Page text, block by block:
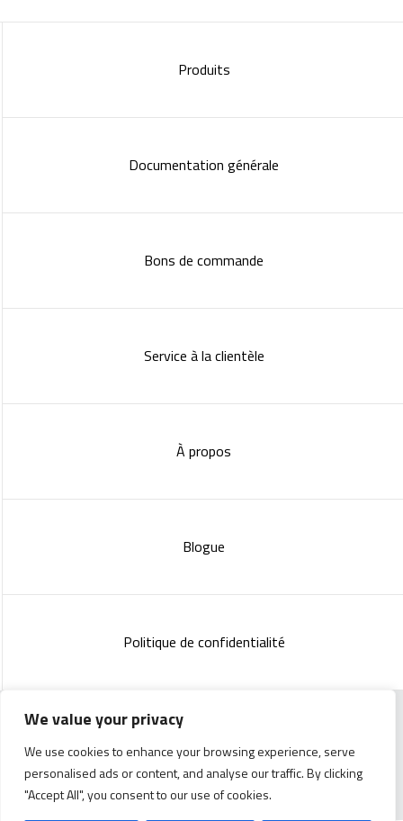
We value your privacy
We use cookies to enhance your browsing experience, serve
personalised ads or content, and analyse our traffic. By clicking
"Accept All", you consent to our use of cookies.
Produits
Documentation générale
Bons de commande
Service à la clientèle
À propos
Blogue
Politique de confidentialité
Copyright 2023 :Standish Communications& Mélissa
Lachance